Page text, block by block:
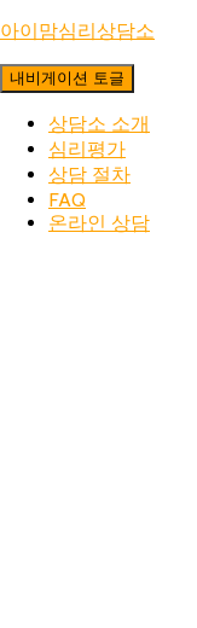
아이맘심리상담소
내비게이션 토글
상담소 소개
심리평가
상담 절차
FAQ
온라인 상담